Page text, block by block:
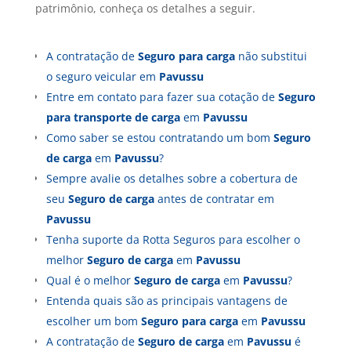
patrimônio, conheça os detalhes a seguir.
A contratação de Seguro para carganão substitui
o seguro veicular em Pavussu
Entre em contato para fazer sua cotação de Seguro
para transporte de cargaem Pavussu
Como saber se estou contratando um bom Seguro
de cargaem Pavussu?
Sempre avalie os detalhes sobre a cobertura de
seu Seguro de cargaantes de contratar em
Pavussu
Tenha suporte da Rotta Seguros para escolher o
melhor Seguro de cargaem Pavussu
Qual é o melhor Seguro de cargaem Pavussu?
Entenda quais são as principais vantagens de
escolher um bom Seguro para cargaem Pavussu
A contratação de Seguro de cargaem Pavussué